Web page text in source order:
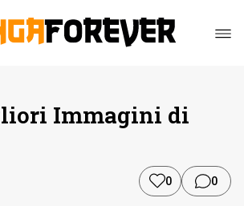
Immagini di
0 0